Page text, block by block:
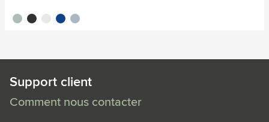
vert tilleul
noir blancbleu bleu nordique
Support client
Comment nous contacter